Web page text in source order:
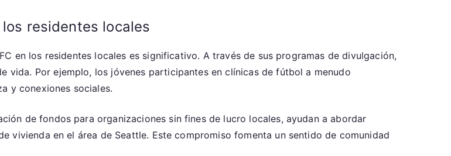
residentes locales
en los residentes locales es significativo. A través de sus programas de divulgación,
vida. Por ejemplo, los jóvenes participantes en clínicas de fútbol a menudo
y conexiones sociales.
de fondos para organizaciones sin fines de lucro locales, ayudan a abordar
vivienda en el área de Seattle. Este compromiso fomenta un sentido de comunidad